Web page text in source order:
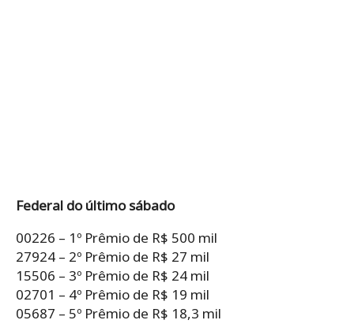
Federal do último sábado
00226 – 1º Prêmio de R$ 500 mil
27924 – 2º Prêmio de R$ 27 mil
15506 – 3º Prêmio de R$ 24 mil
02701 – 4º Prêmio de R$ 19 mil
05687 – 5º Prêmio de R$ 18,3 mil